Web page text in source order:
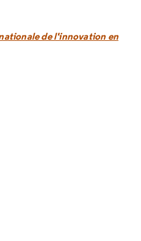
de l'innovation en